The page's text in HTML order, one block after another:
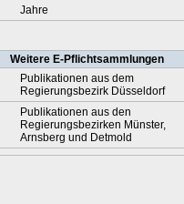
Jahre
Weitere E-Pflichtsammlungen
Publikationen aus dem
Regierungsbezirk Düsseldorf
Publikationen aus den
Regierungsbezirken Münster,
Arnsberg und Detmold